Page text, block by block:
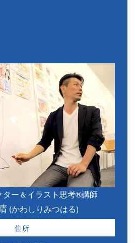
ター＆イラスト思考®講師
(かわしりみつはる)
住所